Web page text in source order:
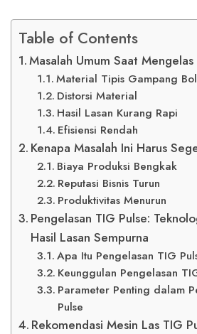
Table of Contents
Masalah Umum Saat Mengelas
Material Tipis Gampang
Distorsi Material
Hasil Lasan Kurang Rapi
Efisiensi Rendah
Kenapa Masalah Ini Harus
Biaya Produksi Bengkak
Reputasi Bisnis Turun
Produktivitas Menurun
Pengelasan TIG Pulse:
Hasil Lasan Sempurna
Apa Itu Pengelasan TIG
Keunggulan Pengelasan
Parameter Penting dalam
Pulse
Rekomendasi Mesin Las TIG